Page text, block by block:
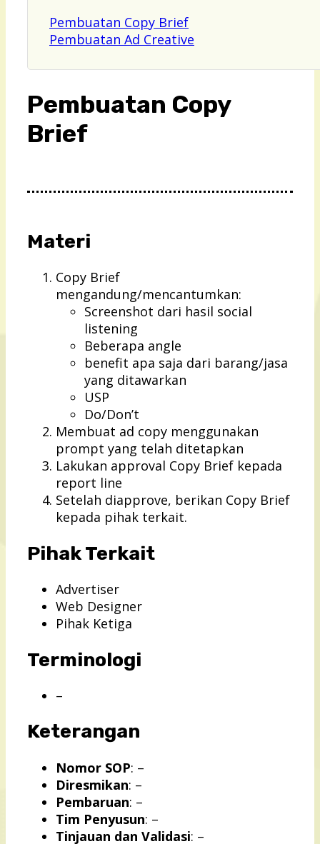
Pembuatan Copy Brief
Pembuatan Ad Creative
Pembuatan Copy
Brief
Materi
Copy Brief
mengandung/mencantumkan:
Screenshot dari hasil social
listening
Beberapa angle
benefit apa saja dari barang/jasa
yang ditawarkan
USP
Do/Don’t
Membuat ad copy menggunakan
prompt yang telah ditetapkan
Lakukan approval Copy Brief kepada
report line
Setelah diapprove, berikan Copy Brief
kepada pihak terkait.
Pihak Terkait
Advertiser
Web Designer
Pihak Ketiga
Terminologi
–
Keterangan
Nomor SOP: –
Diresmikan: –
Pembaruan: –
Tim Penyusun: –
Tinjauan dan Validasi: –